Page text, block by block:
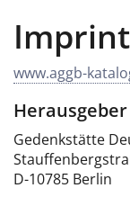
Imprint
www.aggb-
Herausgeber
Gedenkstätte
D-10785 Berlin